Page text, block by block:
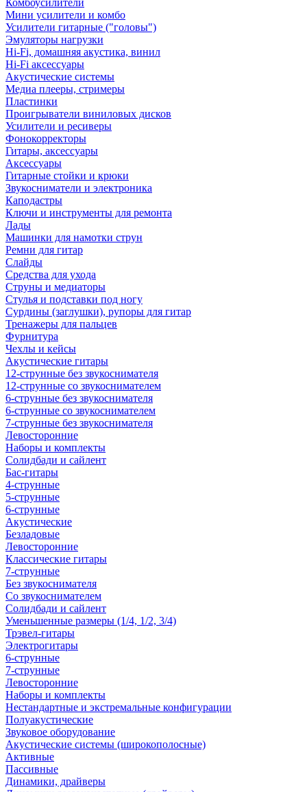
Комбоусилители
Мини усилители и комбо
Усилители гитарные ("головы")
Эмуляторы нагрузки
Hi-Fi, домашняя акустика, винил
Hi-Fi аксессуары
Акустические системы
Медиа плееры, стримеры
Пластинки
Проигрыватели виниловых дисков
Усилители и ресиверы
Фонокорректоры
Гитары, аксессуары
Аксессуары
Гитарные стойки и крюки
Звукосниматели и электроника
Каподастры
Ключи и инструменты для ремонта
Лады
Машинки для намотки струн
Ремни для гитар
Слайды
Средства для ухода
Струны и медиаторы
Стулья и подставки под ногу
Сурдины (заглушки), рупоры для гитар
Тренажеры для пальцев
Фурнитура
Чехлы и кейсы
Акустические гитары
12-струнные без звукоснимателя
12-струнные со звукоснимателем
6-струнные без звукоснимателя
6-струнные со звукоснимателем
7-струнные без звукоснимателя
Левосторонние
Наборы и комплекты
Солидбади и сайлент
Бас-гитары
4-струнные
5-струнные
6-струнные
Акустические
Безладовые
Левосторонние
Классические гитары
7-струнные
Без звукоснимателя
Со звукоснимателем
Солидбади и сайлент
Уменьшенные размеры (1/4, 1/2, 3/4)
Трэвел-гитары
Электрогитары
6-струнные
7-струнные
Левосторонние
Наборы и комплекты
Нестандартные и экстремальные конфигурации
Полуакустические
Звуковое оборудование
Акустические системы (широкополосные)
Активные
Пассивные
Динамики, драйверы